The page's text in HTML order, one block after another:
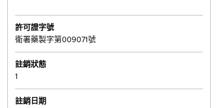
許可證字號
衛署藥製字第009071號
註銷狀態
1
註銷日期